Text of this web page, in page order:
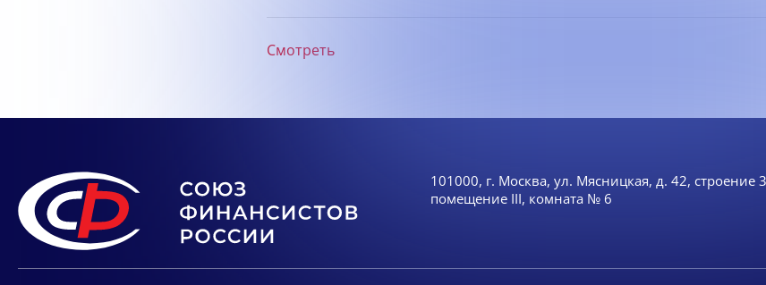
Смотреть
101000, г. Москва, ул. Мясницкая, д. 42, строение
помещение III, комната № 6